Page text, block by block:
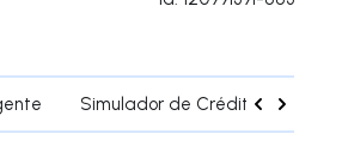
Simulador de Crédito